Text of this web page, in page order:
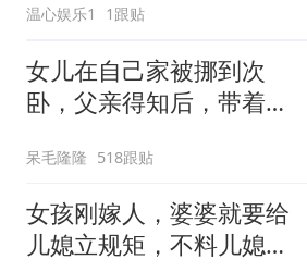
温心娱乐1 1跟贴
女儿在自己家被挪到次
卧，父亲得知后，带着中
呆毛隆隆 518跟贴
女孩刚嫁人，婆婆就要给
儿媳立规矩，不料儿媳不